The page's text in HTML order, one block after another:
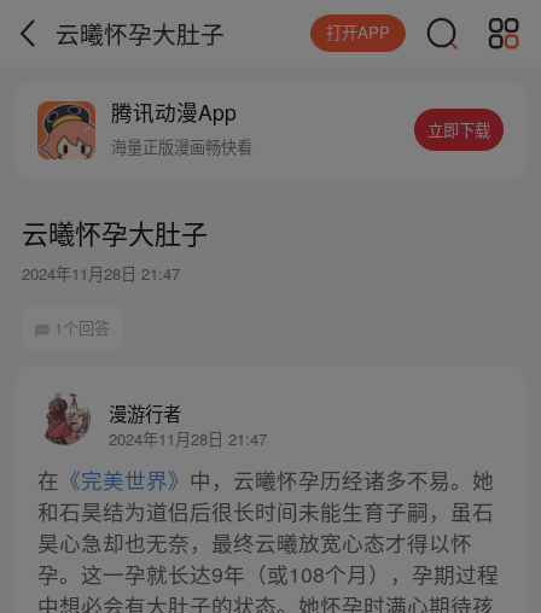
云曦怀孕大肚子 打开APP
腾讯动漫App
海量正版漫画畅快看
立即下载
云曦怀孕大肚子
2024年11月28日 21:47
1个回答
漫游行者
2024年11月28日 21:47
在 《完美世界》 中，云曦怀孕历经诸多不易。她
和石昊结为道侣后很长时间未能生育子嗣，虽石
昊心急却也无奈，最终云曦放宽心态才得以怀
孕。这一孕就长达9年（或108个月），孕期过程
中想必会有大肚子的状态。她怀孕时满心期待孩